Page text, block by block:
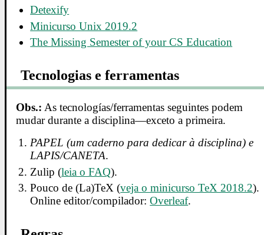
Detexify
Minicurso Unix 2019.2
The Missing Semester of your CS Education
Tecnologias e ferramentas
Obs.: As tecnologías/ferramentas seguintes podem
mudar durante a disciplina—exceto a primeira.
PAPEL (um caderno para dedicar à disciplina) e
LAPIS/CANETA.
Zulip (leia o FAQ).
Pouco de (La)TeX (veja o minicurso TeX 2018.2).
Online editor/compilador:Overleaf.